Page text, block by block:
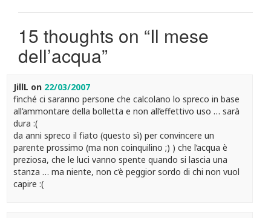
15 thoughts on “Il mese
dell’acqua”
JillL on 22/03/2007
finché ci saranno persone che calcolano lo spreco in base
all’ammontare della bolletta e non all’effettivo uso … sarà
dura :(
da anni spreco il fiato (questo sì) per convincere un
parente prossimo (ma non coinquilino ;) ) che l’acqua è
preziosa, che le luci vanno spente quando si lascia una
stanza … ma niente, non c’è peggior sordo di chi non vuol
capire :(